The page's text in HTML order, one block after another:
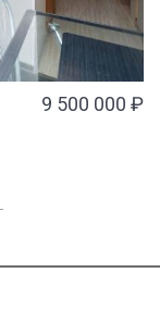
9 500 000 ₽